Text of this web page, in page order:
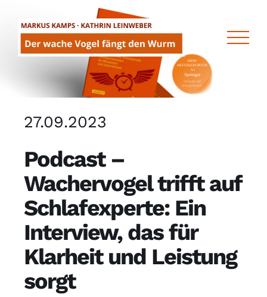
Inhalt
springen
27.09.2023
Podcast –
Wachervogel trifft auf
Schlafexperte: Ein
Interview, das für
Klarheit und Leistung
sorgt